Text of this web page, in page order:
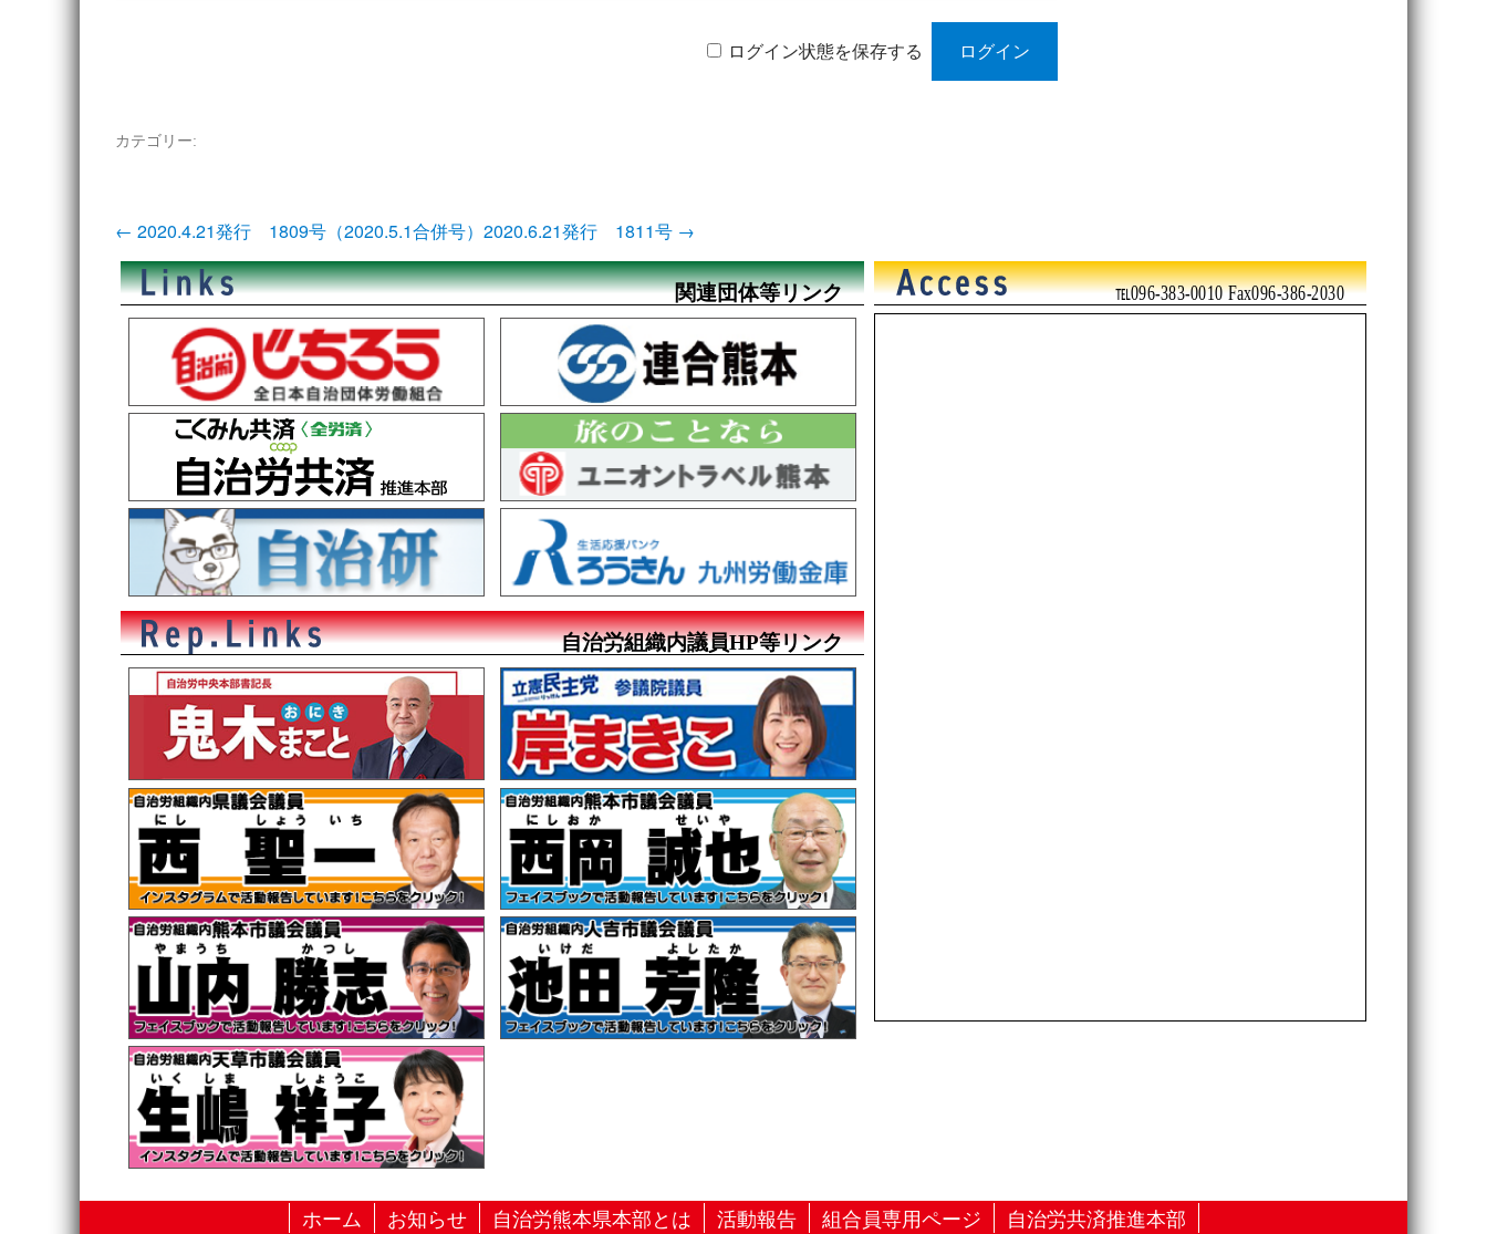
ログイン状態を保存する
カテゴリー:
投
ナ
ビ
ゲ
← 2020.4.21発行 1809号（2020.5.1合併号） 2020.6.21発行 1811号 →
関連団体等リンク
自治労組織内議員HP等リンク
℡096-383-0010 Fax096-386-2030
ホーム お知らせ 自治労熊本県本部とは 活動報告 組合員専用ページ 自治労共済推進本部